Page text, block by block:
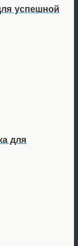
успешной
для